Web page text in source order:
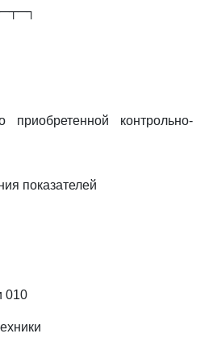
контрольно-
показателей
010